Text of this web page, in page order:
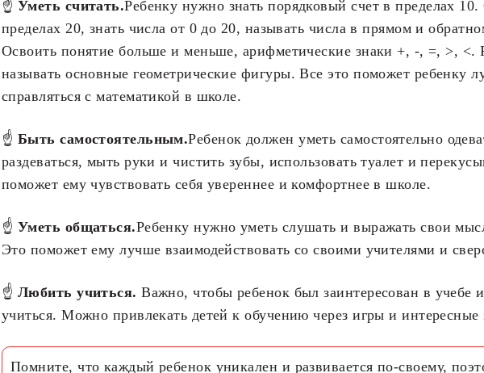
☝ Уметь считать.Ребенку нужно знать порядковый счет в пределах 10.
пределах 20, знать числа от 0 до 20, называть числа в прямом и
Освоить понятие больше и меньше, арифметические знаки +, -, =, >, <.
называть основные геометрические фигуры. Все это поможет ребенку
справляться с математикой в школе.
☝ Быть самостоятельным.Ребенок должен уметь самостоятельно
раздеваться, мыть руки и чистить зубы, использовать туалет и
поможет ему чувствовать себя увереннее и комфортнее в школе.
☝ Уметь общаться.Ребенку нужно уметь слушать и выражать свои
Это поможет ему лучше взаимодействовать со своими учителями и
☝ Любить учиться. Важно, чтобы ребенок был заинтересован в учебе
учиться. Можно привлекать детей к обучению через игры и интересные
Помните, что каждый ребенок уникален и развивается по-своему,